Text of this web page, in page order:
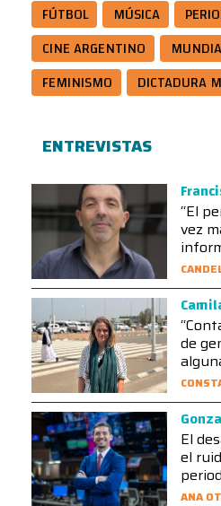
FÚTBOL
MÚSICA
CINE ARGENTINO
FEMINISMO
DICTADURA
ENTREVISTAS
“El
vez
de
El
el
ANA